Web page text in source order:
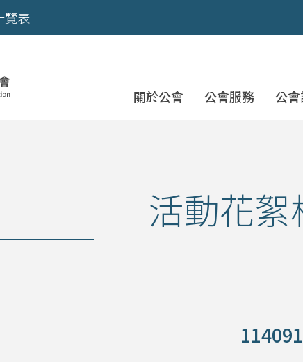
覽表
關於公會 公會服務 公
活動花絮